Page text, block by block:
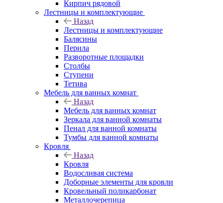
Кирпич рядовой
Лестницы и комплектующие
Назад
Лестницы и комплектующие
Балясины
Перила
Разворотные площадки
Столбы
Ступени
Тетива
Мебель для ванных комнат
Назад
Мебель для ванных комнат
Зеркала для ванной комнаты
Пенал для ванной комнаты
Тумбы для ванной комнаты
Кровля
Назад
Кровля
Водосливая система
Доборные элементы для кровли
Кровельный поликарбонат
Металлочерепица